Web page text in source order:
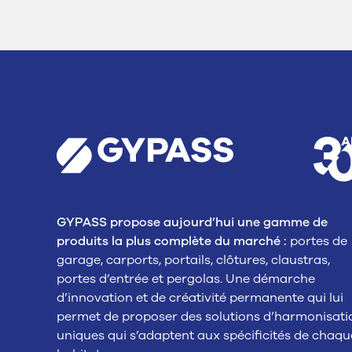
GYPASS propose aujourd’hui une gamme de
produits la plus complète du marché : portes de
garage, carports, portails, clôtures, claustras,
portes d’entrée et pergolas. Une démarche
d’innovation et de créativité permanente qui lui
permet de proposer des solutions
uniques qui s’adaptent aux spécificités de